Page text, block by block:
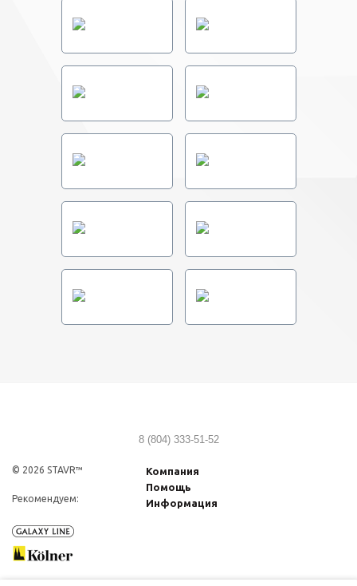
8 (804) 333-51-52
© 2026 STAVR™
Рекомендуем:
Компания
Помощь
Информация